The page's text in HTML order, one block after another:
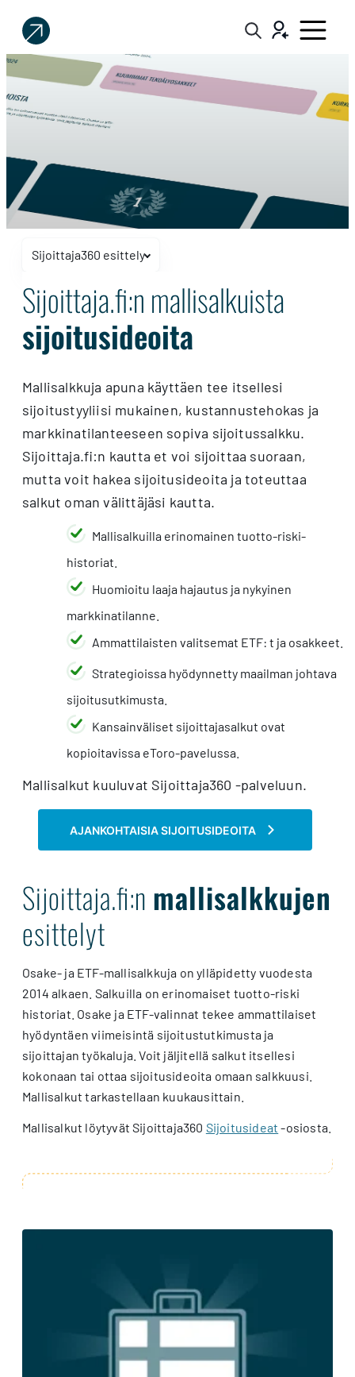
Sijoittaja.fi
Tee
parempia
sijoituspäätöksiä
Sijoittaja360 esittely
Näytä tai piilota navigaatio
Mallisalkut
Sijoittaja.fi:n mallisalkuista
sijoitusideoita
Mallisalkkuja apuna käyttäen tee itsellesi
sijoitustyyliisi mukainen, kustannustehokas ja
markkinatilanteeseen sopiva sijoitussalkku.
Sijoittaja.fi:n kautta et voi sijoittaa suoraan,
mutta voit hakea sijoitusideoita ja toteuttaa
salkut oman välittäjäsi kautta.
Mallisalkuilla erinomainen tuotto-riski-
historiat.
Huomioitu laaja hajautus ja nykyinen
markkinatilanne.
Ammattilaisten valitsemat ETF: t ja osakkeet.
Strategioissa hyödynnetty maailman johtava
sijoitusutkimusta.
Kansainväliset sijoittajasalkut ovat
kopioitavissa eToro-pavelussa.
Mallisalkut kuuluvat Sijoittaja360 -palveluun.
AJANKOHTAISIA SIJOITUSIDEOITA
Sijoittaja.fi:n mallisalkkujen
esittelyt
Osake- ja ETF-mallisalkkuja on ylläpidetty vuodesta
2014 alkaen. Salkuilla on erinomaiset tuotto-riski
historiat. Osake ja ETF-valinnat tekee ammattilaiset
hyödyntäen viimeisintä sijoitustutkimusta ja
sijoittajan työkaluja. Voit jäljitellä salkut itsellesi
kokonaan tai ottaa sijoitusideoita omaan salkkuusi.
Mallisalkut tarkastellaan kuukausittain.
Mallisalkut löytyvät Sijoittaja360 Sijoitusideat -osiosta.